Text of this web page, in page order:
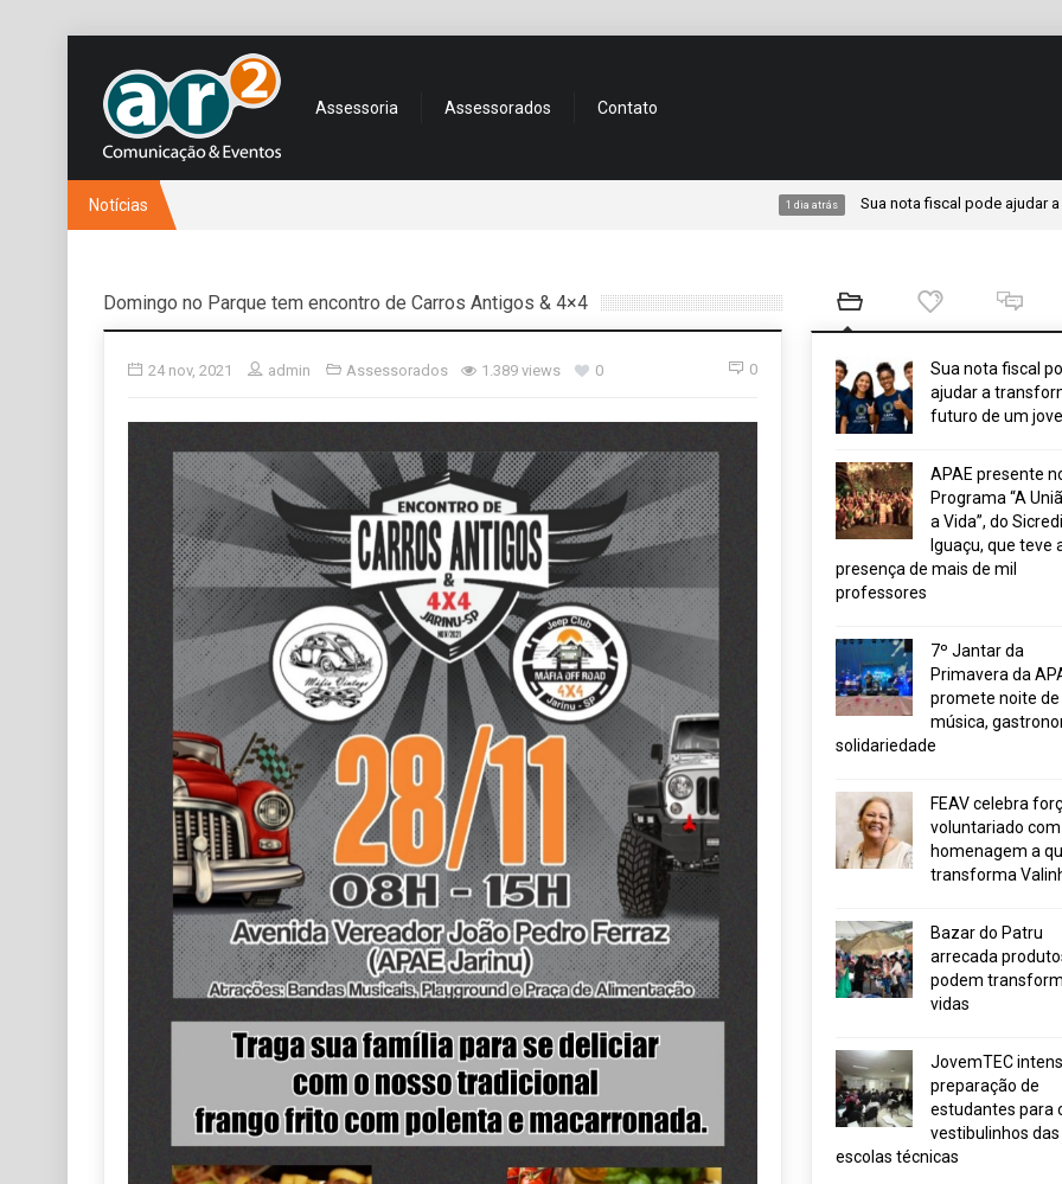
Assessoria Assessorados Contato
Notícias Sua nota fiscal pode ajudar a
Domingo no Parque tem encontro de Carros Antigos & 4×4
24 nov, 2021 admin Assessorados 1.389 views 0 0
Sua nota fiscal
ajudar a
futuro de um
APAE presente
Programa “A
a Vida”, do Sicredi
Iguaçu, que teve
presença de mais de mil
professores
7º Jantar da
Primavera da
promete noite de
música,
solidariedade
FEAV celebra
voluntariado com
homenagem a
transforma
Bazar do Patru
arrecada
podem
vidas
JovemTEC
preparação de
estudantes para
vestibulinhos das
escolas técnicas